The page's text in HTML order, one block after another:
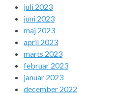
juli 2023
juni 2023
maj 2023
april 2023
marts 2023
februar 2023
januar 2023
december 2022